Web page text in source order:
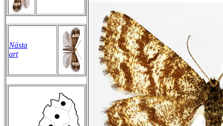
Nästa
art